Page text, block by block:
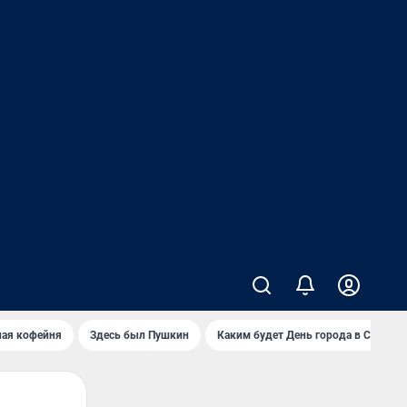
кофейня Здесь был Пушкин Каким будет День города в Самаре